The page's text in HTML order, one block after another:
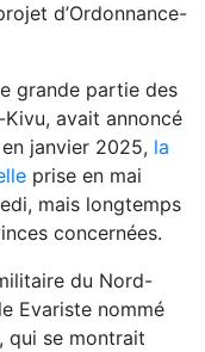
d’Ordonnance-
grande partie des
avait annoncé
janvier 2025, la
prise en mai
mais longtemps
concernées.
du Nord-
Evariste nommé
qui se montrait